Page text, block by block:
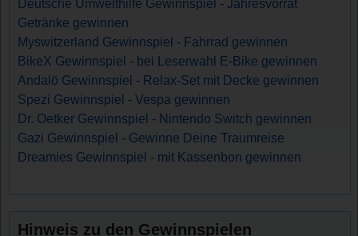
Deutsche Umwelthilfe Gewinnspiel - Jahresvorrat
Getränke gewinnen
Myswitzerland Gewinnspiel - Fahrrad gewinnen
BikeX Gewinnspiel - bei Leserwahl E-Bike gewinnen
Andalö Gewinnspiel - Relax-Set mit Decke gewinnen
Spezi Gewinnspiel - Vespa gewinnen
Dr. Oetker Gewinnspiel - Nintendo Switch gewinnen
Gazi Gewinnspiel - Gewinne Deine Traumreise
Dreamies Gewinnspiel - mit Kassenbon gewinnen
Hinweis zu den Gewinnspielen